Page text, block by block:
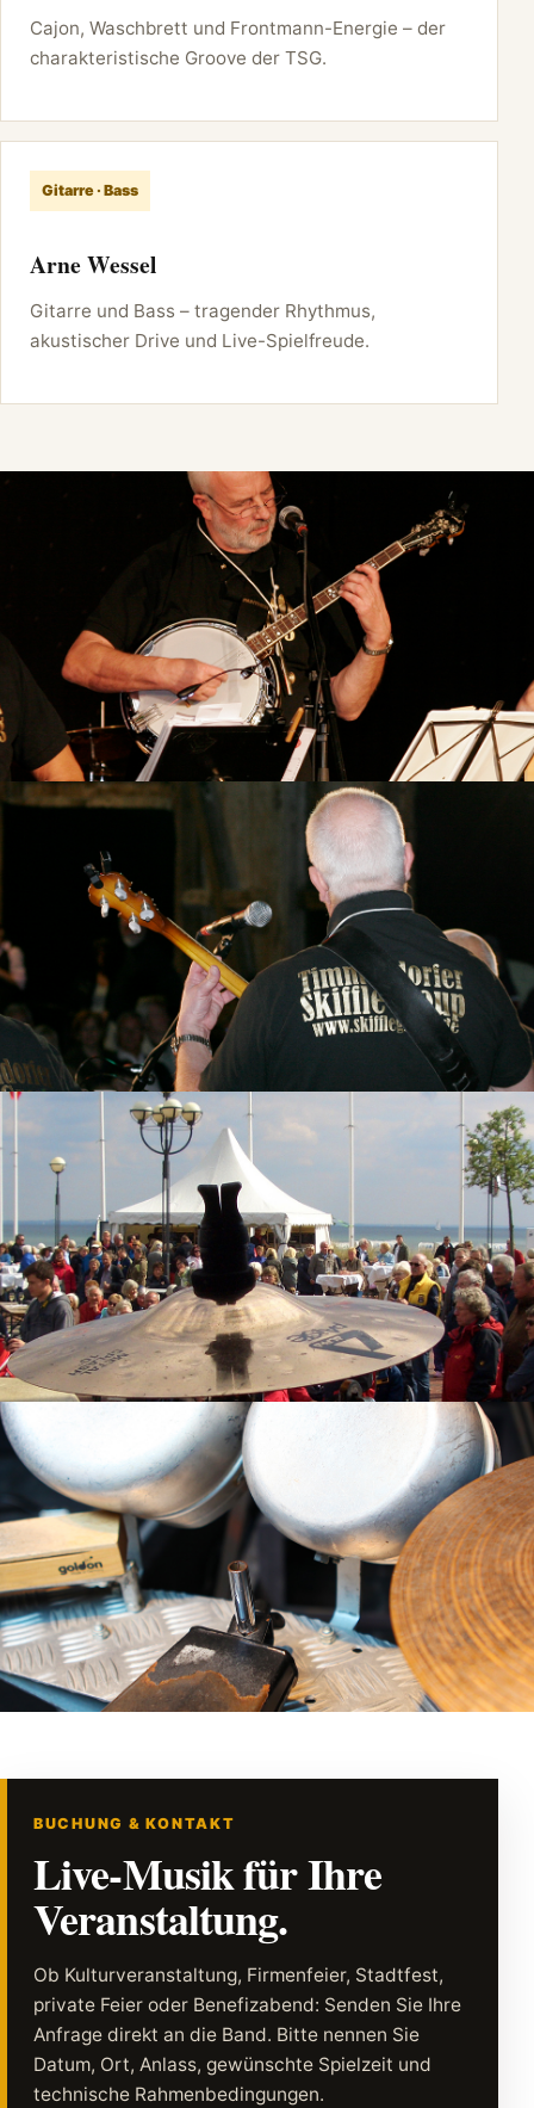
Cajon, Waschbrett und Frontmann-Energie – der
charakteristische Groove der TSG.
Gitarre · Bass
Arne Wessel
Gitarre und Bass – tragender Rhythmus,
akustischer Drive und Live-Spielfreude.
BUCHUNG & KONTAKT
Live-Musik für Ihre
Veranstaltung.
Ob Kulturveranstaltung, Firmenfeier, Stadtfest,
private Feier oder Benefizabend: Senden Sie Ihre
Anfrage direkt an die Band. Bitte nennen Sie
Datum, Ort, Anlass, gewünschte Spielzeit und
technische Rahmenbedingungen.